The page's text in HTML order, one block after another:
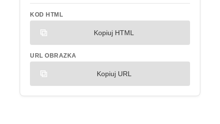
KOD HTML
Kopiuj HTML
URL OBRAZKA
Kopiuj URL